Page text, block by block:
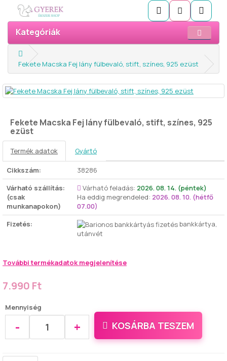
Kategóriák
Fekete Macska Fej lány fülbevaló, stift, színes, 925 ezüst
Fekete Macska Fej lány fülbevaló, stift, színes, 925
ezüst
Termék adatok Gyártó
Cikkszám:
38286
Várható szállítás:
(csak
munkanapokon)
Várható feladás: 2026. 08. 14. (péntek)
Ha eddig megrendeled: 2026. 08. 10. (hétfő
07.00)
Fizetés:
bankkártya,
utánvét
További termékadatok megjelenítése
7.990 Ft
Mennyiség
- + KOSÁRBA TESZEM